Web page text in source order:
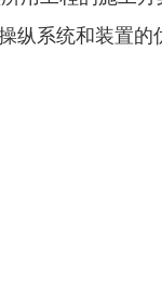
系统和装置的